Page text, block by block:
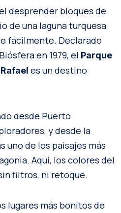
desprender bloques de
de una laguna turquesa
fácilmente. Declarado
en 1979, el Parque
es un destino
desde Puerto
y desde la
uno de los paisajes más
Aquí, los colores del
filtros, ni retoque.
lugares más bonitos de